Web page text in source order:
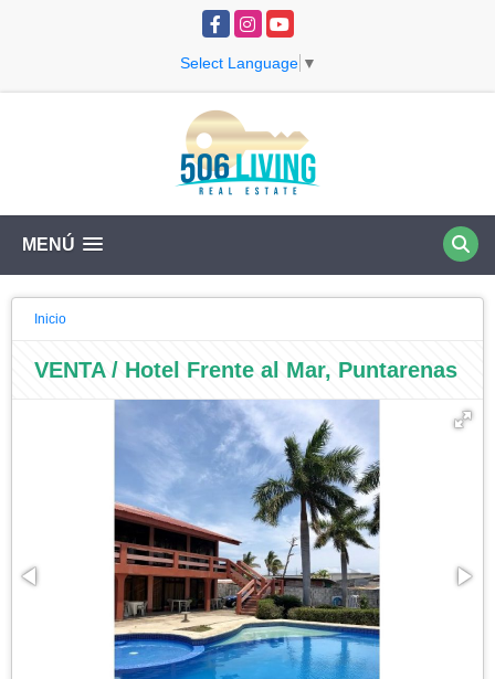
Facebook
InstagramYouTube
Select Language ▼
MENÚ
Inicio
VENTA / Hotel Frente al Mar, Puntarenas